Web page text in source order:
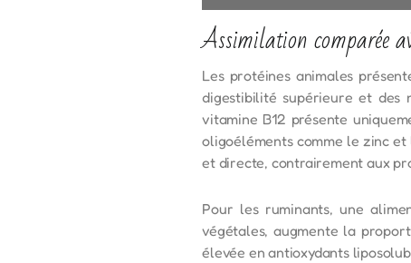
Assimilation comparée
Les protéines animales
digestibilité supérieure et des
vitamine B12 présente
oligoéléments comme le zinc
et directe, contrairement aux
Pour les ruminants, une
végétales, augmente la
élevée en antioxydants